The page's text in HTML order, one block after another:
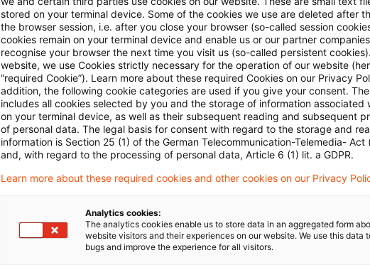
in einem aktuellen Urteil entschieden.
Originaldatum 15. November 2024 Kategorien BFH
Umwandlungssteuergesetz (UmwStG), Einkom ...
Zu den Besteuerungsfolgen der
Während die unentgeltliche Übertragung eines
Beachtung der Voraussetzungen einer
unter § 7 Abs. 1 der Einkommensteuer-
Abs. 3 Satz 1 des Einkommensteuergesetzes
unentgeltlichen Übertragung eines verpachteten
Nießbrauchs nicht ein. Dies hat der
stored on your terminal device. Some of the cookies we use are deleted after
the browser session, i.e. after you close your browser (so-called session
cookies remain on your terminal device and enable us or our partner
recognise your browser the next time you visit us (so-called persistent
website, we use Cookies strictly necessary for the operation of our website
“required Cookie”). Learn more about these required Cookies on our Privacy
addition, the following cookie categories are used if you give your consent.
includes all cookies selected by you and the storage of information associated
on your terminal device, as well as their subsequent reading and subsequent
of personal data. The legal basis for consent with regard to the storage and
information is Section 25 (1) of the German Telecommunication-Telemedia- Act
and, with regard to the processing of personal data, Article 6 (1) lit. a GDPR.
Learn more about these required cookies and other cookies on our Privacy
Analytics cookies:
The analytics cookies enable us to store data in an aggregated form
website visitors and their experiences on our website. We use this data
bugs and improve the experience for all visitors.